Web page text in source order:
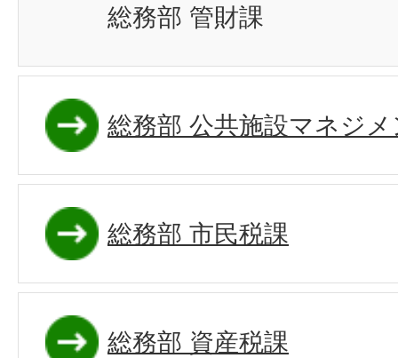
総務部 管財課
総務部 公共施設マネジ
総務部 市民税課
総務部 資産税課